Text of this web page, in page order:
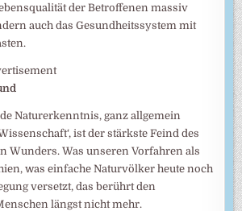
der Betroffenen massiv
auch das Gesundheitssystem mit
Naturerkenntnis, ganz allgemein
ist der stärkste Feind des
Wunders. Was unseren Vorfahren als
was einfache Naturvölker heute noch
versetzt, das berührt den
längst nicht mehr.